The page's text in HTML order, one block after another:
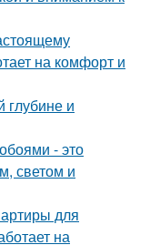
на комфорт и
глубине и
- это
светом и
для
на